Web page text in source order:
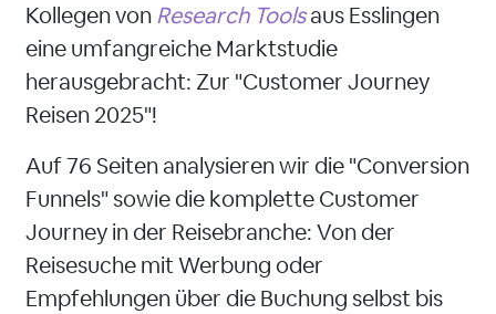
Kollegen vonResearch Toolsaus Esslingen
eine umfangreiche Marktstudie
herausgebracht: Zur "Customer Journey
Reisen 2025"!
Auf 76 Seiten analysieren wir die "Conversion
Funnels" sowie die komplette Customer
Journey in der Reisebranche: Von der
Reisesuche mit Werbung oder
Empfehlungen über die Buchung selbst bis